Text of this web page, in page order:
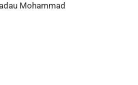
Mohammad